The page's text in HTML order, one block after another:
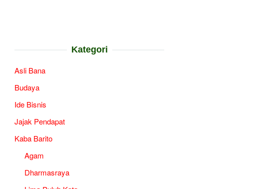
Kategori
Asli Bana
Budaya
Ide Bisnis
Jajak Pendapat
Kaba Barito
Agam
Dharmasraya